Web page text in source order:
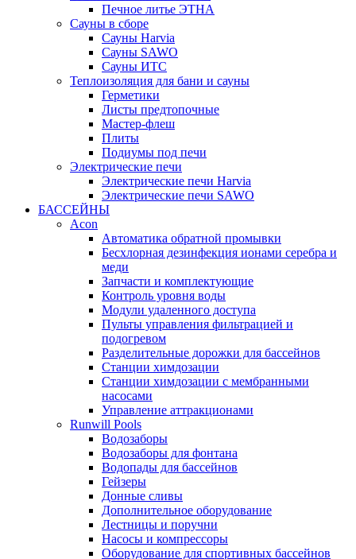
Печное литье ЭТНА
Сауны в сборе
Cауны Harvia
Сауны SAWO
Сауны ИТС
Теплоизоляция для бани и сауны
Герметики
Листы предтопочные
Мастер-флеш
Плиты
Подиумы под печи
Электрические печи
Электрические печи Harvia
Электрические печи SAWO
БАССЕЙНЫ
Acon
Автоматика обратной промывки
Беcхлорная дезинфекция ионами серебра и
меди
Запчасти и комплектующие
Контроль уровня воды
Модули удаленного доступа
Пульты управления фильтрацией и
подогревом
Разделительные дорожки для бассейнов
Станции химдозации
Станции химдозации с мембранными
насосами
Управление аттракционами
Runwill Pools
Водозаборы
Водозаборы для фонтана
Водопады для бассейнов
Гейзеры
Донные сливы
Дополнительное оборудование
Лестницы и поручни
Насосы и компрессоры
Оборудование для спортивных бассейнов